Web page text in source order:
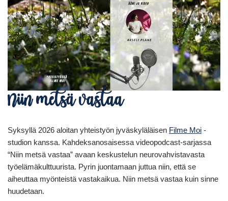
Niin metsä vastaa
Syksyllä 2026 aloitan yhteistyön jyväskyläläisen Filme Moi -
studion kanssa. Kahdeksanosaisessa videopodcast-sarjassa
“Niin metsä vastaa” avaan keskustelun neurovahvistavasta
työelämäkulttuurista. Pyrin juontamaan juttua niin, että se
aiheuttaa myönteistä vastakaikua. Niin metsä vastaa kuin sinne
huudetaan.